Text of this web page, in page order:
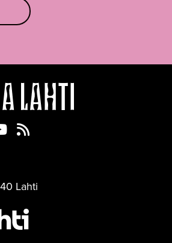
Instagramissa
Lahti Twitterissä
Lahti YouTubessa
Sinfonia Lahti RSS-feed
Lahti